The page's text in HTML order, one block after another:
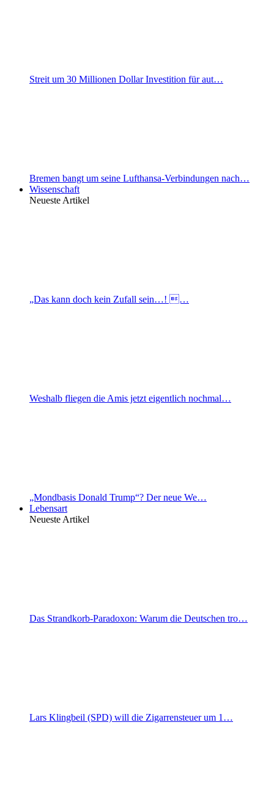
Streit um 30 Millionen Dollar Investition für aut…
Bremen bangt um seine Lufthansa-Verbindungen nach…
Wissenschaft
Neueste Artikel
„Das kann doch kein Zufall sein…! …
Weshalb fliegen die Amis jetzt eigentlich nochmal…
„Mondbasis Donald Trump“? Der neue We…
Lebensart
Neueste Artikel
Das Strandkorb-Paradoxon: Warum die Deutschen tro…
Lars Klingbeil (SPD) will die Zigarrensteuer um 1…